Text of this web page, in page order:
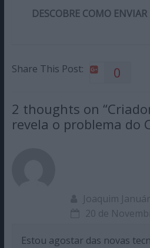
DESCOBRE COMO ENVIAR
Share This Post: 0
2 thoughts on “
revela o problema do
Joaquim
20 de
Estou agostar das novas